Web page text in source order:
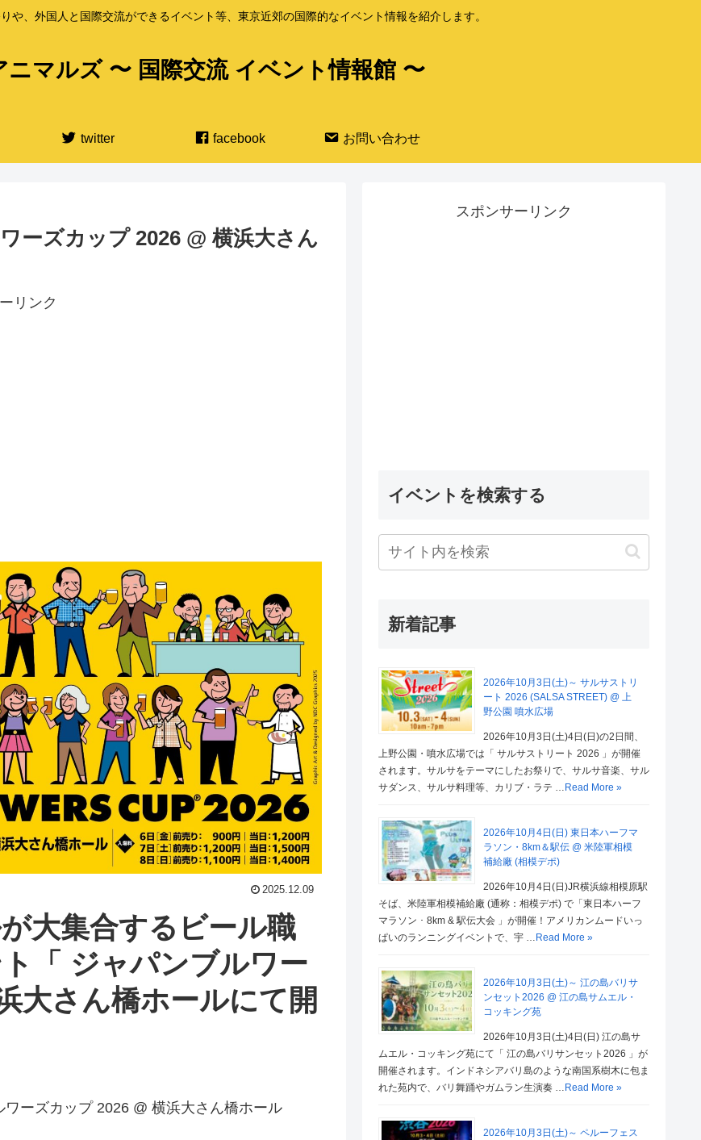
や、外国人と国際交流ができるイベント等、東京近郊の国際的なイベント情報を紹介します。
ニマルズ 〜 国際交流 イベント情報館 〜
twitter facebook お問い合わせ
ーズカップ 2026 @ 横浜大さん
リンク
2025.12.09
大集合するビール職
「 ジャパンブルワー
大さん橋ホールにて開
ワーズカップ 2026 @ 横浜大さん橋ホール
スポンサーリンク
イベントを検索する
新着記事
2026年10月3日(土)～ サルサストリ
ート 2026 (SALSA STREET) @ 上
野公園 噴水広場
2026年10月3日(土)4日(日)の2日間、
上野公園・噴水広場では「 サルサストリート 2026 」が開催
されます。サルサをテーマにしたお祭りで、サルサ音楽、サル
サダンス、サルサ料理等、カリブ・ラテ … Read More »
2026年10月4日(日) 東日本ハーフマ
ラソン・8km＆駅伝 @ 米陸軍相模
補給廠 (相模デポ)
2026年10月4日(日)JR横浜線相模原駅
そば、米陸軍相模補給廠 (通称：相模デポ) で「東日本ハーフ
マラソン ･ 8km & 駅伝大会 」が開催！アメリカンムードいっ
ぱいのランニングイベントで、宇 … Read More »
2026年10月3日(土)～ 江の島バリサ
ンセット2026 @ 江の島サムエル・
コッキング苑
2026年10月3日(土)4日(日) 江の島サ
ムエル・コッキング苑にて「 江の島バリサンセット2026 」が
開催されます。インドネシアバリ島のような南国系樹木に包ま
れた苑内で、バリ舞踊やガムラン生演奏 … Read More »
2026年10月3日(土)～ ペルーフェス